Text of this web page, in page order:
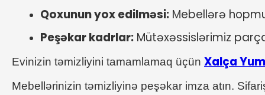
Qoxunun yox edilməsi: Mebellərə
Peşəkar kadrlar: Mütəxəssislərimiz
Evinizin təmizliyini tamamlamaq üçün Xalça
Mebellərinizin təmizliyinə peşəkar imza atın.